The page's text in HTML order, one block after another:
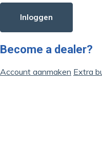
Inloggen
Become a dealer?
Account aanmaken Extra